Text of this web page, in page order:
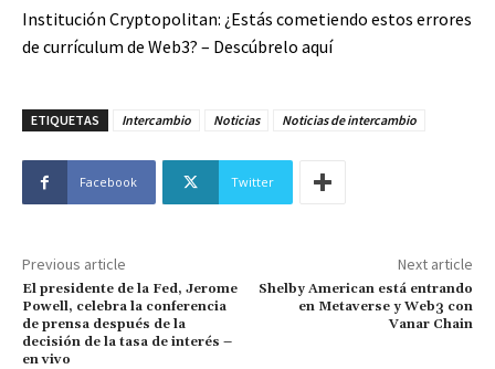
Institución Cryptopolitan: ¿Estás cometiendo estos errores
de currículum de Web3? – Descúbrelo aquí
ETIQUETAS Intercambio Noticias Noticias de intercambio
Facebook Twitter
Previous article
El presidente de la Fed, Jerome
Powell, celebra la conferencia
de prensa después de la
decisión de la tasa de interés –
en vivo
Next article
Shelby American está entrando
en Metaverse y Web3 con
Vanar Chain